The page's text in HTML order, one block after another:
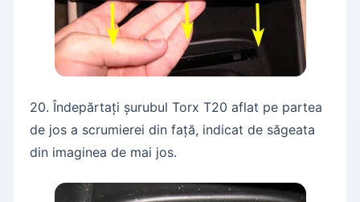
20. Îndepărtați șurubul Torx T20 aflat pe partea
de jos a scrumierei din față, indicat de săgeata
din imaginea de mai jos.